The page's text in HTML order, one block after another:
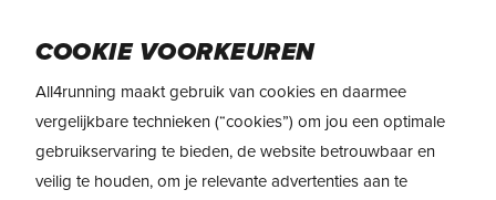
main
content
COOKIE VOORKEUREN
All4running maakt gebruik van cookies en daarmee
vergelijkbare technieken (“cookies”) om jou een optimale
gebruikservaring te bieden, de website betrouwbaar en
veilig te houden, om je relevante advertenties aan te